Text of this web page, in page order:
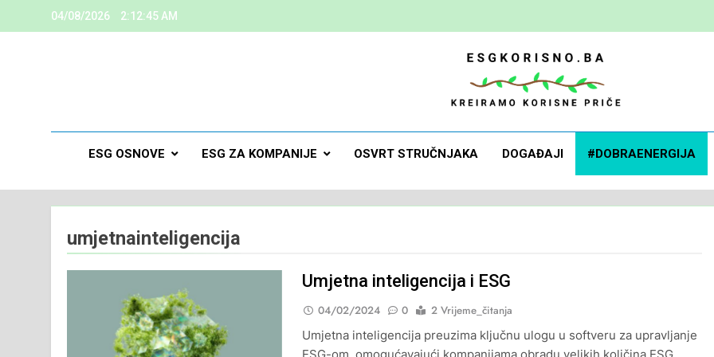
04/08/2026 2:12:45 AM
ESG Korisno
Kreiramo Korisne Priče
ESG OSNOVE ESG ZA KOMPANIJE OSVRT STRUČNJAKA DOGAĐAJI #DOBRAENERGIJA
umjetnainteligencija
Umjetna inteligencija i ESG
04/02/2024 0
2 Vrijeme_čitanja
Umjetna inteligencija preuzima ključnu ulogu u softveru za upravljanje